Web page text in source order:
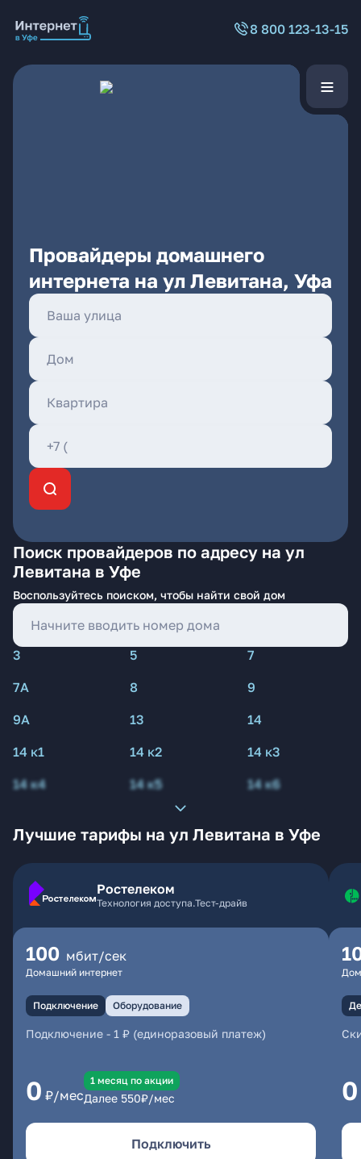
8 800 123-13-15
Провайдеры домашнего
интернета на ул Левитана, Уфа
Поиск провайдеров по адресу на ул
Левитана в Уфе
Воспользуйтесь поиском, чтобы найти свой дом
3 5
7
7А
8
9
9А
13
14
14 к1
14 к2
14 к3
14 к4
14 к5 14 к6
Лучшие тарифы на ул Левитана в Уфе
Ростелеком
Технология доступа.Тест-драйв
100 мбит/сек
Домашний интернет
Подключение Оборудование
Подключение - 1 ₽ (единоразовый платеж)
0 ₽/мес
1 месяц по акции
Далее 550₽/мес
Подключить
0